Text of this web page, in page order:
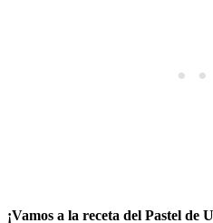
¡Vamos a la receta del Pastel de